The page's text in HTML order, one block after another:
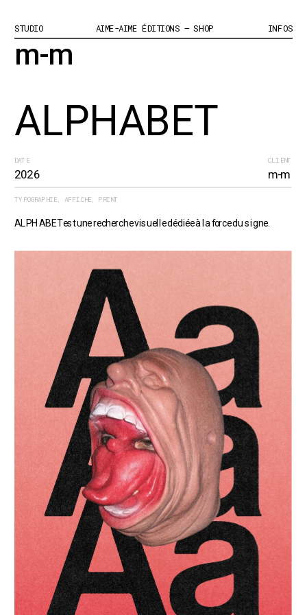
ALPHABET
DATE
2026
TYPOGRAPHIE, AFFICHE, PRINT
CLIENT
m-m
ALPHABET est une recherche visuelle dédiée à la force du signe.
INFOS
AIME-AIME ÉDITIONS – SHOP
STUDIO
m-m